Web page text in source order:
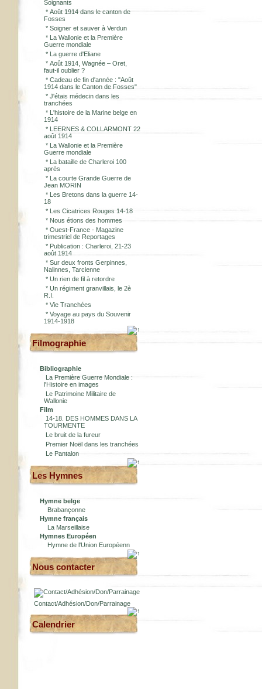
Soignants
* Août 1914 dans le canton de
Fosses
* Soigner et sauver à Verdun
* La Wallonie et la Première
Guerre mondiale
* La guerre d'Eliane
* Août 1914, Wagnée – Oret,
faut-il oublier ?
* Cadeau de fin d'année : "Août
1914 dans le Canton de Fosses"
* J'étais médecin dans les
tranchées
* L'histoire de la Marine belge en
1914
* LEERNES & COLLARMONT 22
août 1914
* La Wallonie et la Première
Guerre mondiale
* La bataille de Charleroi 100
après
* La courte Grande Guerre de
Jean MORIN
* Les Bretons dans la guerre 14-
18
* Les Cicatrices Rouges 14-18
* Nous étions des hommes
* Ouest-France - Magazine
trimestriel de Reportages
* Publication : Charleroi, 21-23
août 1914
* Sur deux fronts Gerpinnes,
Nalinnes, Tarcienne
* Un rien de fil à retordre
* Un régiment granvillais, le 2è
R.I.
* Vie Tranchées
* Voyage au pays du Souvenir
1914-1918
Filmographie
Bibliographie
La Première Guerre Mondiale :
l'Histoire en images
Le Patrimoine Militaire de
Wallonie
Film
14-18. DES HOMMES DANS LA
TOURMENTE
Le bruit de la fureur
Premier Noël dans les tranchées
Le Pantalon
Les Hymnes
Hymne belge
Brabançonne
Hymne français
La Marseillaise
Hymnes Européen
Hymne de l'Union Européenn
Nous contacter
Contact/Adhésion/Don/Parrainage
Calendrier